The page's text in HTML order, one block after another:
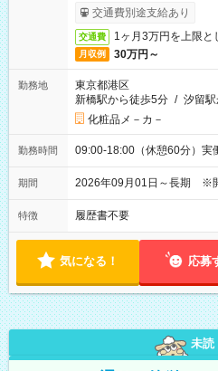
ービス利用可（利用条件有）
交通費別途支給あり
交通費 1ヶ月3万円を上限と
月収例 30万円～
勤務地
東京都港区
新橋駅から徒歩5分 / 汐留
化粧品メ－カ－
勤務時間 09:00-18:00（休憩60分）実
期間 2026年09月01日～長期 ※
特徴 履歴書不要
気になる！ 応募
未読